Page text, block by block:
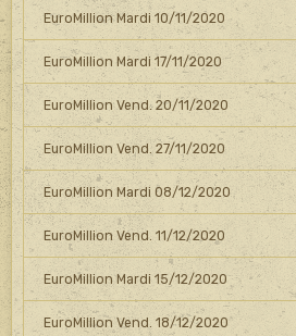
EuroMillion Mardi 10/11/2020
EuroMillion Mardi 17/11/2020
EuroMillion Vend. 20/11/2020
EuroMillion Vend. 27/11/2020
EuroMillion Mardi 08/12/2020
EuroMillion Vend. 11/12/2020
EuroMillion Mardi 15/12/2020
EuroMillion Vend. 18/12/2020